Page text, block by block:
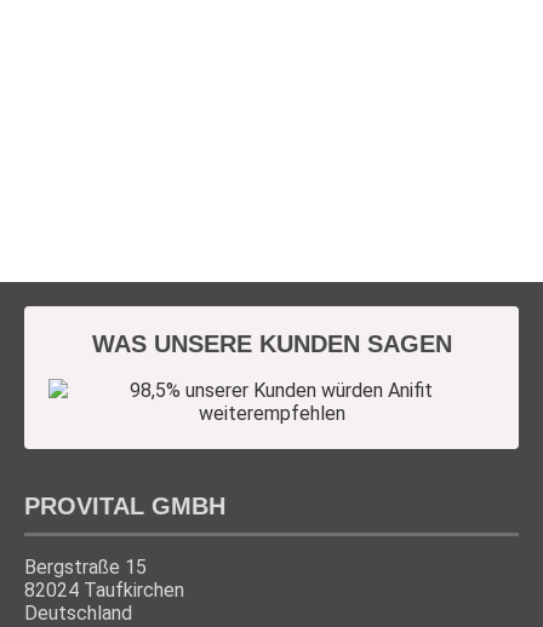
WAS UNSERE KUNDEN SAGEN
PROVITAL GMBH
Bergstraße 15
82024 Taufkirchen
Deutschland